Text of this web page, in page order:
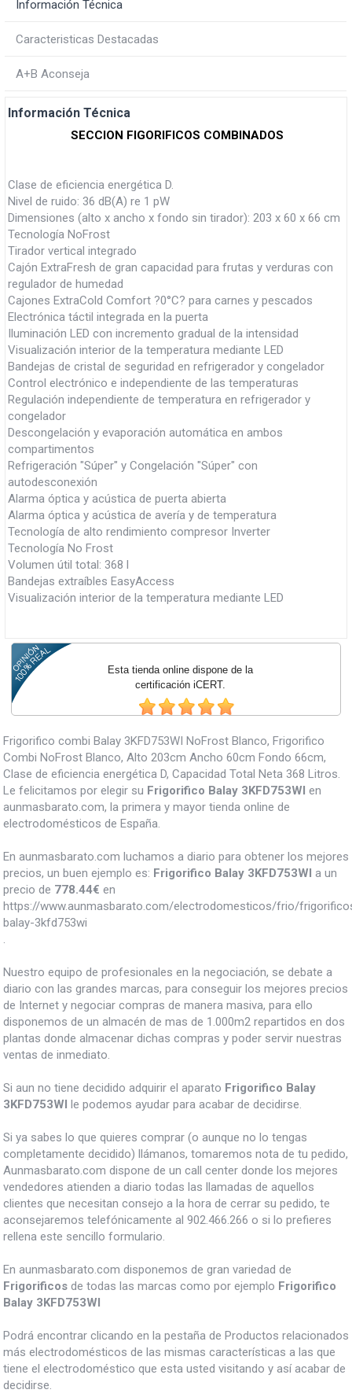
Información Técnica
Caracteristicas Destacadas
A+B Aconseja
Información Técnica
SECCION FIGORIFICOS COMBINADOS
Clase de eficiencia energética D.
Nivel de ruido: 36 dB(A) re 1 pW
Dimensiones (alto x ancho x fondo sin tirador): 203 x 60 x 66 cm
Tecnología NoFrost
Tirador vertical integrado
Cajón ExtraFresh de gran capacidad para frutas y verduras con
regulador de humedad
Cajones ExtraCold Comfort ?0°C? para carnes y pescados
Electrónica táctil integrada en la puerta
Iluminación LED con incremento gradual de la intensidad
Visualización interior de la temperatura mediante LED
Bandejas de cristal de seguridad en refrigerador y congelador
Control electrónico e independiente de las temperaturas
Regulación independiente de temperatura en refrigerador y
congelador
Descongelación y evaporación automática en ambos
compartimentos
Refrigeración "Súper" y Congelación "Súper" con
autodesconexión
Alarma óptica y acústica de puerta abierta
Alarma óptica y acústica de avería y de temperatura
Tecnología de alto rendimiento compresor Inverter
Tecnología No Frost
Volumen útil total: 368 l
Bandejas extraíbles EasyAccess
Visualización interior de la temperatura mediante LED
Esta tienda online dispone de la
certificación iCERT.
Frigorifico combi Balay 3KFD753WI NoFrost Blanco, Frigorifico
Combi NoFrost Blanco, Alto 203cm Ancho 60cm Fondo 66cm,
Clase de eficiencia energética D, Capacidad Total Neta 368 Litros.
Le felicitamos por elegir su Frigorifico Balay 3KFD753WI en
aunmasbarato.com, la primera y mayor tienda online de
electrodomésticos de España.
En aunmasbarato.com luchamos a diario para obtener los mejores
precios, un buen ejemplo es: Frigorifico Balay 3KFD753WI a un
precio de 778.44€ en
https://www.aunmasbarato.com/electrodomesticos/frio/
balay-3kfd753wi
Nuestro equipo de profesionales en la negociación, se debate a
diario con las grandes marcas, para conseguir los mejores precios
de Internet y negociar compras de manera masiva, para ello
disponemos de un almacén de mas de 1.000m2 repartidos en dos
plantas donde almacenar dichas compras y poder servir nuestras
ventas de inmediato.
Si aun no tiene decidido adquirir el aparato Frigorifico Balay
3KFD753WI le podemos ayudar para acabar de decidirse.
Si ya sabes lo que quieres comprar (o aunque no lo tengas
completamente decidido) llámanos, tomaremos nota de tu pedido,
Aunmasbarato.com dispone de un call center donde los mejores
vendedores atienden a diario todas las llamadas de aquellos
clientes que necesitan consejo a la hora de cerrar su pedido, te
aconsejaremos telefónicamente al 902.466.266 o si lo prefieres
rellena este sencillo formulario.
En aunmasbarato.com disponemos de gran variedad de
Frigorificos de todas las marcas como por ejemplo Frigorifico
Balay 3KFD753WI
Podrá encontrar clicando en la pestaña de Productos relacionados
más electrodomésticos de las mismas características a las que
tiene el electrodoméstico que esta usted visitando y así acabar de
decidirse.